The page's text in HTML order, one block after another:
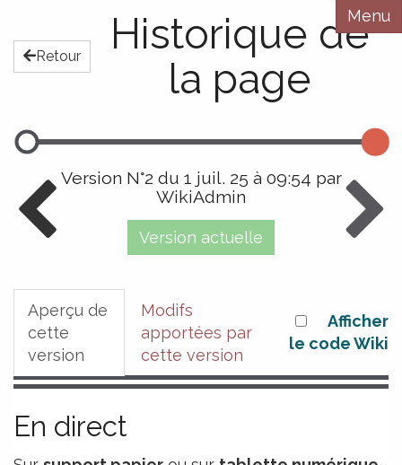
Menu
Retour
Historique de
la page
Version N°2 du 1 juil. 25 à 09:54 par
WikiAdmin
Version actuelle
Aperçu de
cette
version
Modifs
apportées par
cette version
Afficher
le code Wiki